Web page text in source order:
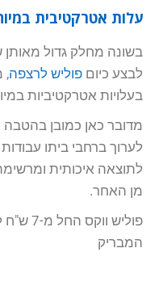
עלות אטרקטיבית
בשונה מחלק גדול מאותן
לבצע כיום פוליש לרצפה,
בעלויות אטרקטיביות
מדובר כאן כמובן
לערוך ברחבי ביתו
לתוצאה איכותית
מן האחר.
פוליש
המבריק